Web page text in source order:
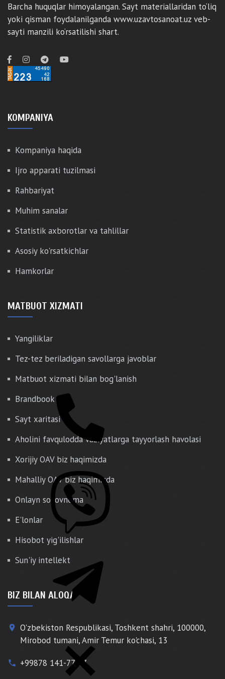
Barcha huquqlar himoyalangan. Sayt materiallaridan to‘liq
yoki qisman foydalanilganda www.uzavtosanoat.uz veb-
sayti manzili ko‘rsatilishi shart.
KOMPANIYA
Kompaniya haqida
Ijro apparati tuzilmasi
Rahbariyat
Muhim sanalar
Statistik axborotlar va tahlillar
Asosiy ko'rsatkichlar
Hamkorlar
MATBUOT XIZMATI
Yangiliklar
Tez-tez beriladigan savollarga javoblar
Matbuot xizmati bilan bog'lanish
Brandbook
Sayt xaritasi
Aholini favqulodda vaziyatlarga tayyorlash havolasi
Xorijiy OAV biz haqimizda
Mahalliy OAV biz haqimizda
Onlayn so'rovnoma
E'lonlar
Hisobot yig'ilishlar
Sun'iy intellekt
BIZ BILAN ALOQA
place O'zbekiston Respublikasi, Toshkent shahri, 100000,
Mirobod tumani, Amir Temur ko'chasi, 13
phone +99878 141-77-77